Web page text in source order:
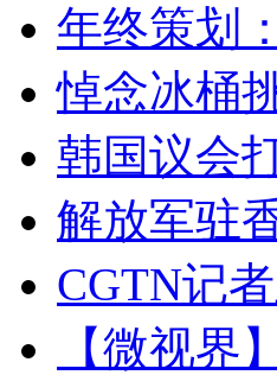
年终策划
悼念冰桶
韩国议会
解放军驻
CGTN记
【微视界